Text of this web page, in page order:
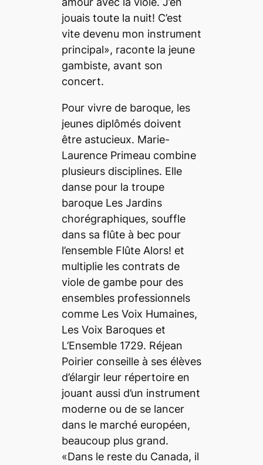
jouais toute la nuit! C’est
vite devenu mon instrument
principal», raconte la jeune
gambiste, avant son
concert.
Pour vivre de baroque, les
jeunes diplômés doivent
être astucieux. Marie-
Laurence Primeau combine
plusieurs disciplines. Elle
danse pour la troupe
baroque Les Jardins
chorégraphiques, souffle
dans sa flûte à bec pour
l’ensemble Flûte Alors! et
multiplie les contrats de
viole de gambe pour des
ensembles professionnels
comme Les Voix Humaines,
Les Voix Baroques et
L’Ensemble 1729. Réjean
Poirier conseille à ses élèves
d’élargir leur répertoire en
jouant aussi d’un instrument
moderne ou de se lancer
dans le marché européen,
beaucoup plus grand.
«Dans le reste du Canada, il